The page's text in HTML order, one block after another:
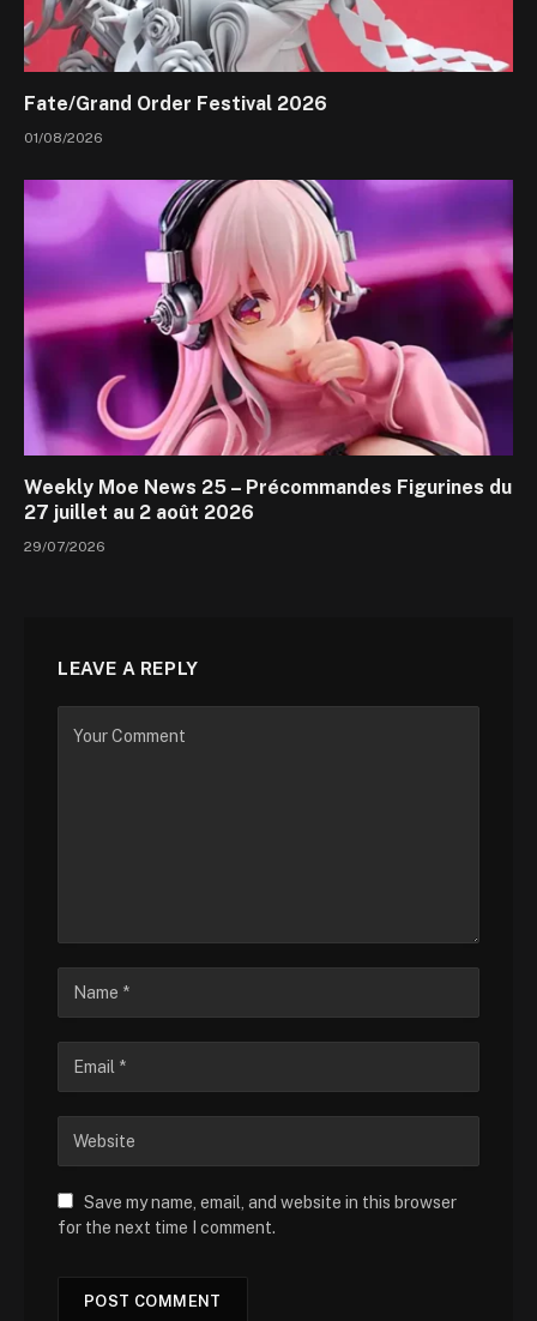
Fate/Grand Order Festival 2026
01/08/2026
Weekly Moe News 25 – Précommandes Figurines du
27 juillet au 2 août 2026
29/07/2026
LEAVE A REPLY
Save my name, email, and website in this browser
for the next time I comment.